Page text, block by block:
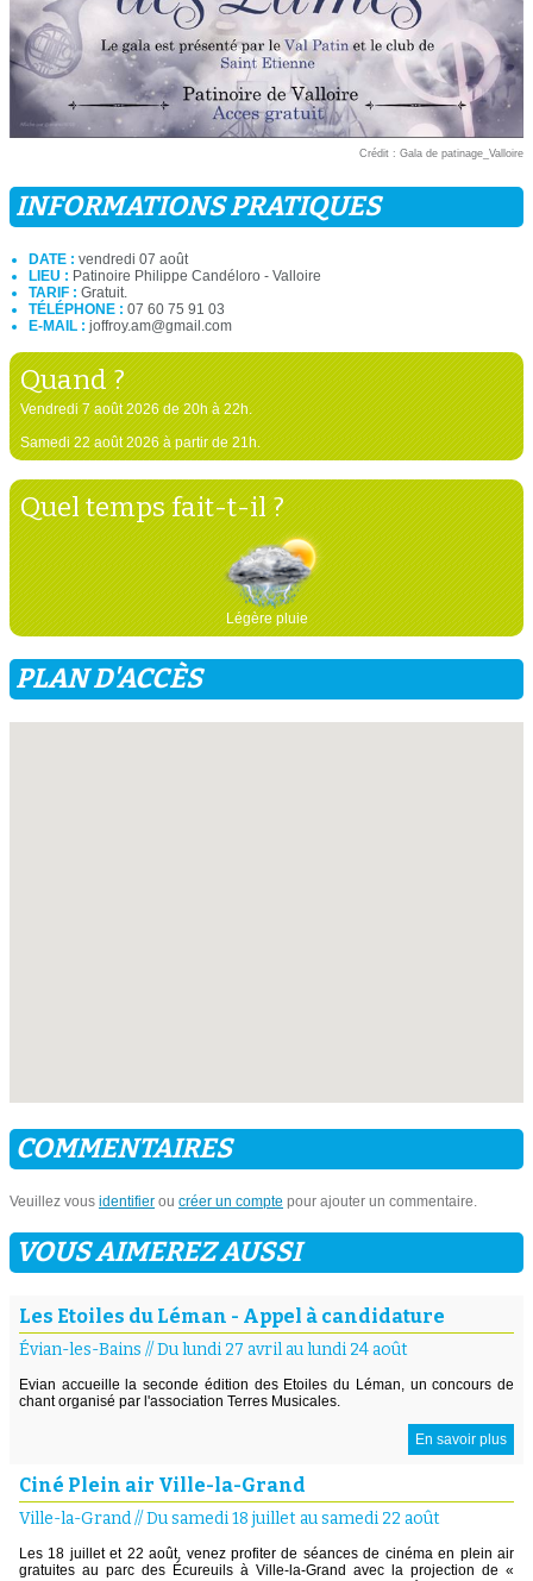
Crédit : Gala de patinage_Valloire
INFORMATIONS PRATIQUES
DATE : vendredi 07 août
LIEU : Patinoire Philippe Candéloro - Valloire
TARIF : Gratuit.
TÉLÉPHONE : 07 60 75 91 03
E-MAIL : joffroy.am@gmail.com
Quand ?
Vendredi 7 août 2026 de 20h à 22h.
Samedi 22 août 2026 à partir de 21h.
Quel temps fait-t-il ?
Légère pluie
PLAN D'ACCÈS
COMMENTAIRES
Veuillez vous identifier ou créer un compte pour ajouter un commentaire.
VOUS AIMEREZ AUSSI
Les Etoiles du Léman - Appel à candidature
Évian-les-Bains //Du lundi 27 avril au lundi 24 août
Evian accueille la seconde édition des Etoiles du Léman, un concours de
chant organisé par l'association Terres Musicales.
En savoir plus
Ciné Plein air Ville-la-Grand
Ville-la-Grand//Du samedi 18 juillet au samedi 22 août
Les 18 juillet et 22 août, venez profiter de séances de cinéma en plein air
gratuites au parc des Écureuils à Ville-la-Grand avec la projection de «